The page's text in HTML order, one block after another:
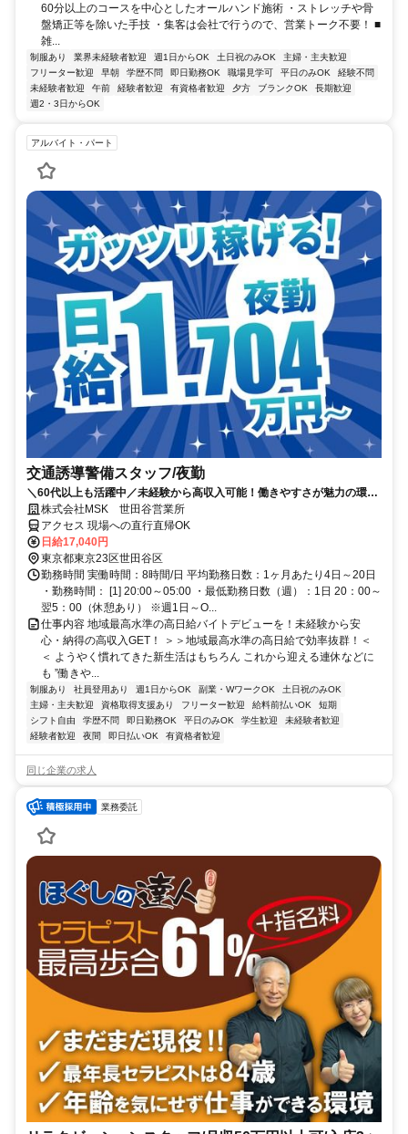
60分以上のコースを中心としたオールハンド施術 ・ストレッチや骨
盤矯正等を除いた手技 ・集客は会社で行うので、営業トーク不要！ ■
雑...
制服あり 業界未経験者歓迎 週1日からOK 土日祝のみOK
主婦・主夫歓迎
フリーター歓迎
早朝 学歴不問 即日勤務OK 職場見学可 平日のみOK
経験不問
未経験者歓迎
午前 経験者歓迎 有資格者歓迎 夕方 ブランクOK
長期歓迎
週2・3日からOK
アルバイト・パート
交通誘導警備スタッフ/夜勤
＼60代以上も活躍中／未経験から高収入可能！働きやすさが魅力の環境
で警備員デビューをしませんか！【月収34万円以上可能！日払いも
OK！】勤務3日前迄シフト申請が可能です！週1日～・短期もOK！あな
たのライフスタイルに合わせてお仕事しませんか！未経験者大歓迎！年
代幅広く活躍しています。
株式会社MSK 世田谷営業所
アクセス 現場への直行直帰OK
日給17,040円
東京都東京23区世田谷区
勤務時間 実働時間：8時間/日 平均勤務日数：1ヶ月あたり4日～20日
・勤務時間： [1] 20:00～05:00 ・最低勤務日数（週）：1日 20：00～
翌5：00（休憩あり） ※週1日～O...
仕事内容 地域最高水準の高日給バイトデビューを！未経験から安
心・納得の高収入GET！ ＞＞地域最高水準の高日給で効率抜群！＜
＜ ようやく慣れてきた新生活はもちろん これから迎える連休などに
も ”働きや...
制服あり 社員登用あり 週1日からOK 副業・WワークOK
土日祝のみOK
主婦・主夫歓迎
資格取得支援あり フリーター歓迎 給料前払いOK
短期
シフト自由
学歴不問 即日勤務OK 平日のみOK 学生歓迎
未経験者歓迎
経験者歓迎
夜間 即日払いOK 有資格者歓迎
同じ企業の求人
業務委託